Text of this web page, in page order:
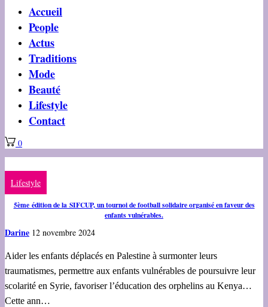
Accueil
People
Actus
Traditions
Mode
Beauté
Lifestyle
Contact
0
Lifestyle
5ème édition de la SIFCUP, un tournoi de football solidaire organisé en faveur des
enfants vulnérables.
Darine 12 novembre 2024
Aider les enfants déplacés en Palestine à surmonter leurs
traumatismes, permettre aux enfants vulnérables de poursuivre leur
scolarité en Syrie, favoriser l’éducation des orphelins au Kenya…
Cette ann…